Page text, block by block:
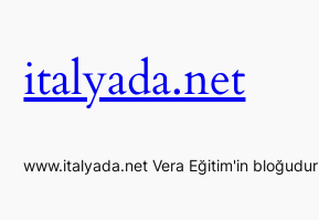
italyada.net
www.italyada.net Vera Eğitim'in bloğudur